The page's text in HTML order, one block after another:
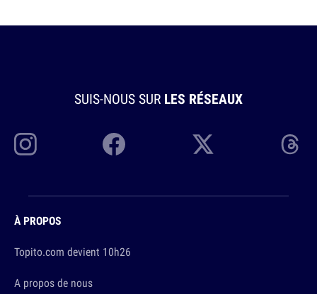
SUIS-NOUS SUR LES RÉSEAUX
À PROPOS
Topito.com devient 10h26
A propos de nous